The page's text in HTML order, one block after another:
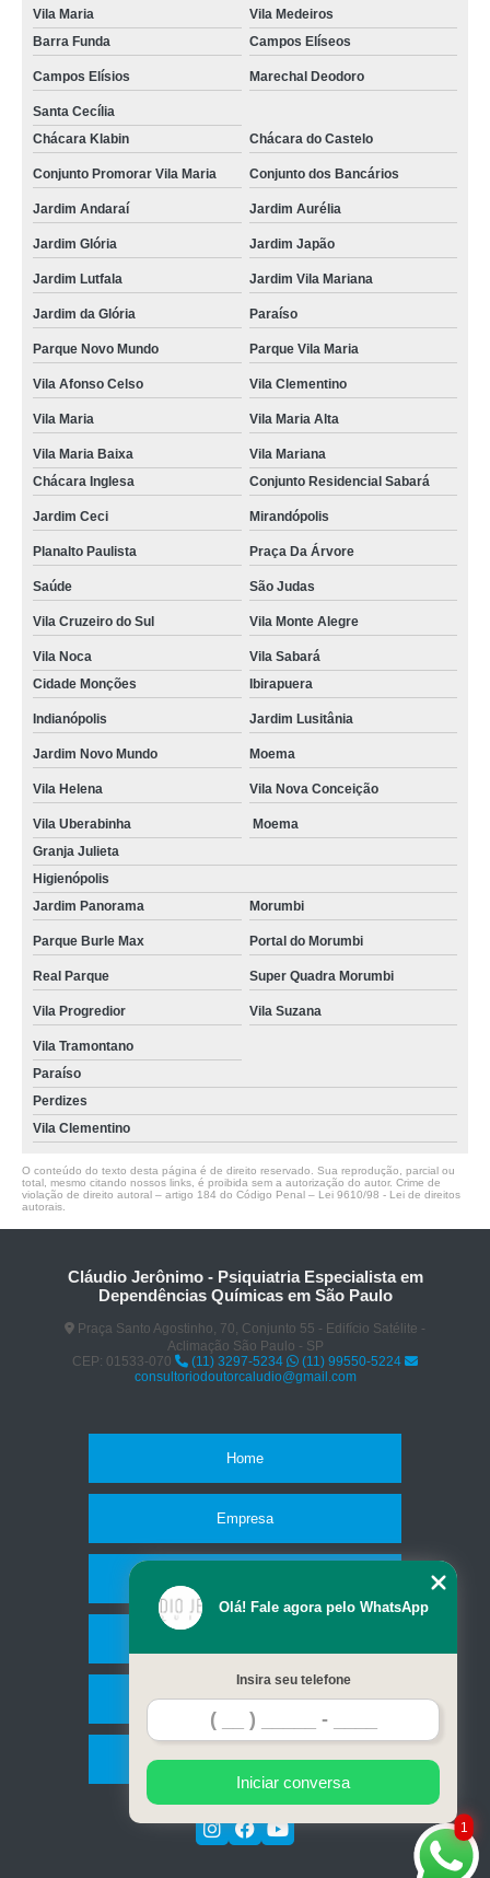
Vila Maria
Vila Medeiros
Barra Funda
Campos Elíseos
Campos Elísios Marechal Deodoro
Santa Cecília
Chácara Klabin
Chácara do Castelo
Conjunto Promorar Vila Maria Conjunto dos Bancários
Jardim Andaraí Jardim Aurélia
Jardim Glória Jardim Japão
Jardim Lutfala Jardim Vila Mariana
Jardim da Glória Paraíso
Parque Novo Mundo Parque Vila Maria
Vila Afonso Celso Vila Clementino
Vila Maria Vila Maria Alta
Vila Maria Baixa
Vila Mariana
Chácara Inglesa
Conjunto Residencial Sabará
Jardim Ceci Mirandópolis
Planalto Paulista Praça Da Árvore
Saúde São Judas
Vila Cruzeiro do Sul Vila Monte Alegre
Vila Noca
Vila Sabará
Cidade Monções
Ibirapuera
Indianópolis Jardim Lusitânia
Jardim Novo Mundo Moema
Vila Helena Vila Nova Conceição
Vila Uberabinha
Moema
Granja Julieta
Higienópolis
Jardim Panorama
Morumbi
Parque Burle Max Portal do Morumbi
Real Parque Super Quadra Morumbi
Vila Progredior Vila Suzana
Vila Tramontano
Paraíso
Perdizes
Vila Clementino
O conteúdo do texto desta página é de direito reservado. Sua reprodução, parcial ou
total, mesmo citando nossos links, é proibida sem a autorização do autor. Crime de
violação de direito autoral – artigo 184 do Código Penal – Lei 9610/98 - Lei de direitos
autorais
Cláudio Jerônimo - Psiquiatria Especialista em
Dependências Químicas em São Paulo
Praça Santo Agostinho, 70, Conjunto 55 - Edifício Satélite -
Aclimação São Paulo - SP
CEP: 01533-070
(11) 3297-5234
(11) 99550-5224
consultoriodoutorcaludio@gmail.com
Home
Empresa
Contato
Mapa do site
1
Olá! Fale agora pelo WhatsApp
Insira seu telefone
Iniciar conversa